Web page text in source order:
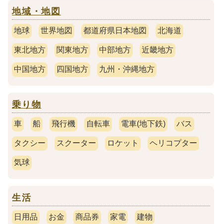
地域・地図
地球 世界地図 都道府県日本地図 北海道
東北地方 関東地方 中部地方 近畿地方
中国地方 四国地方 九州・沖縄地方
乗り物
車 船 飛行機 自転車 電車(地下鉄) バス
タクシー スクーター ロケット ヘリコプター
気球
生活
日用品 お金 商品券 家電 建物